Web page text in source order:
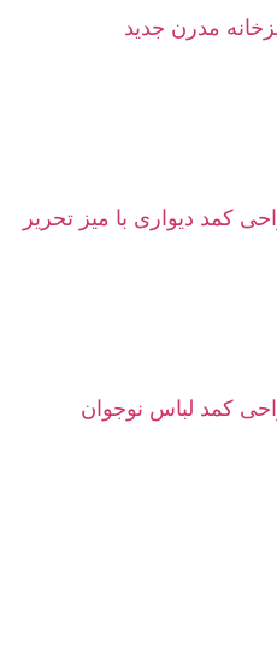
مدرن جدید
کمد دیواری با میز تحریر
کمد لباس نوجوان